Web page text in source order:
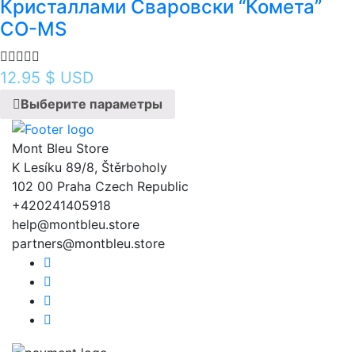
Кристаллами Сваровски “Комета”
CO-MS
12.95 $ USD
Выберите параметры
Mont Bleu Store
K Lesíku 89/8, Štěrboholy
102 00 Praha Czech Republic
+420241405918
help@montbleu.store
partners@montbleu.store